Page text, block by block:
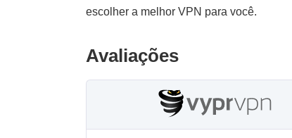
escolher a melhor VPN para você.
Avaliações